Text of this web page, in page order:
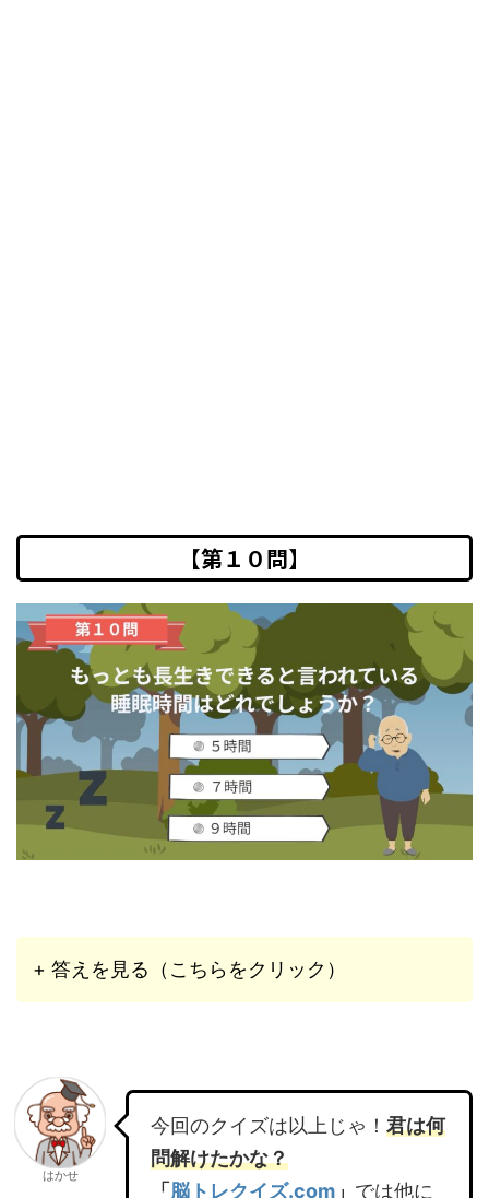
【第１０問】
+ 答えを見る（こちらをクリック）
はかせ
今回のクイズは以上じゃ！ 君は何
問解けたかな？
「脳トレクイズ.com 」 では他に